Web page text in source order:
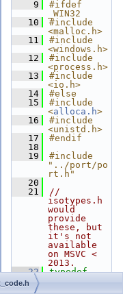
    9
#ifdef
_WIN32
   10
#include
<malloc.h>
   11
#include
<windows.h>
   12
#include
<process.h>
   13
#include
<io.h>
   14
#else
   15
#include
<alloca.h>
   16
#include
<unistd.h>
   17
#endif
   18
   19
#include
"../port/po
rt.h"
   20
   21
//
isotypes.h
would
provide
these, but
it's not
available
on MSVC <
2013.
   22
typedef